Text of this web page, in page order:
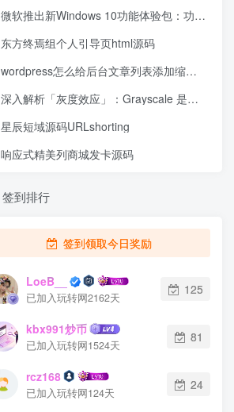
微软推出新Windows 10功能体验包：功能修复、改善剪贴可靠性
东方终焉组个人引导页html源码
wordpress怎么给后台文章列表添加缩略图展示？[wordpress教程]
深入解析「灰度效应」：Grayscale 是如何推动比特币上涨的？
星辰短域源码URLshorting
响应式精美列商城发卡源码
签到排行
签到领取今日奖励
LoeB__
已加入玩转网2162天
125
kbx991炒币
已加入玩转网1524天
81
rcz168
已加入玩转网124天
24